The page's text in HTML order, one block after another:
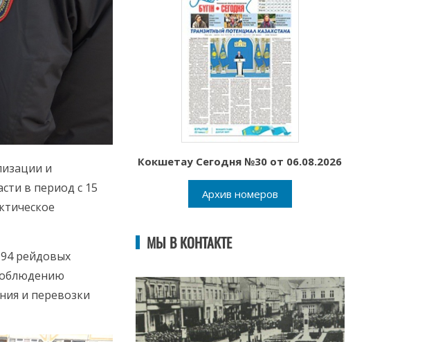
и
в период с 15
рейдовых
и перевозки
Кокшетау Сегодня №30 от 06.08.2026
Архив номеров
МЫ В КОНТАКТЕ